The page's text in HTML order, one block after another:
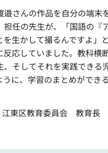
邉さんの作品を自分の端末
担任の先生が、「国語の『
を生かして撮るんですよ」
反応していました。教科横
、そしてそれを実践できる
うに、学習のまとめができ
江東区教育委員会
教育長